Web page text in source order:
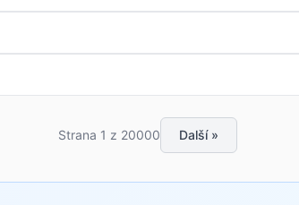
Strana 1 z 20000 Další »